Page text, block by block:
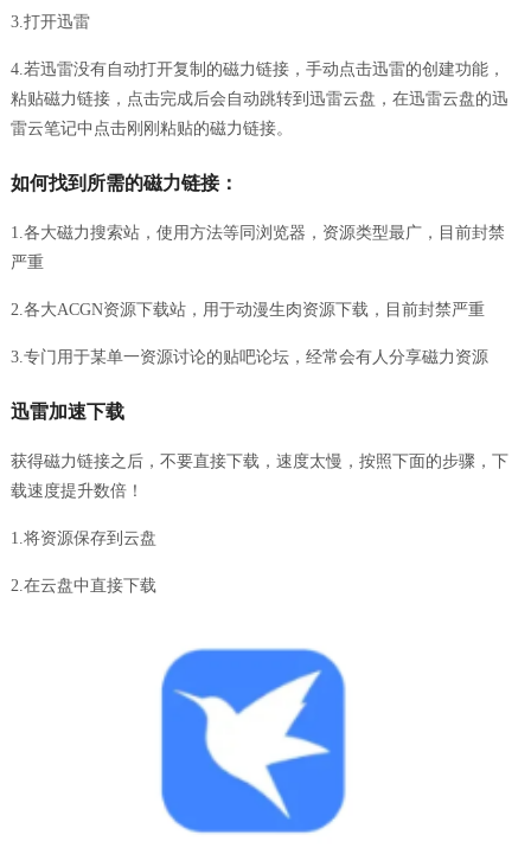
3.打开迅雷
4.若迅雷没有自动打开复制的磁力链接，手动点击迅雷的创建功能，
粘贴磁力链接，点击完成后会自动跳转到迅雷云盘，在迅雷云盘的迅
雷云笔记中点击刚刚粘贴的磁力链接。
如何找到所需的磁力链接：
1.各大磁力搜索站，使用方法等同浏览器，资源类型最广，目前封禁
严重
2.各大ACGN资源下载站，用于动漫生肉资源下载，目前封禁严重
3.专门用于某单一资源讨论的贴吧论坛，经常会有人分享磁力资源
迅雷加速下载
获得磁力链接之后，不要直接下载，速度太慢，按照下面的步骤，下
载速度提升数倍！
1.将资源保存到云盘
2.在云盘中直接下载